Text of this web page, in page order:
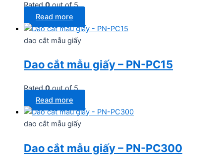
Rated0out of 5
Read more
dao cắt mẫu giấy
Dao cắt mẫu giấy – PN-PC15
Rated0out of 5
Read more
dao cắt mẫu giấy
Dao cắt mẫu giấy – PN-PC300